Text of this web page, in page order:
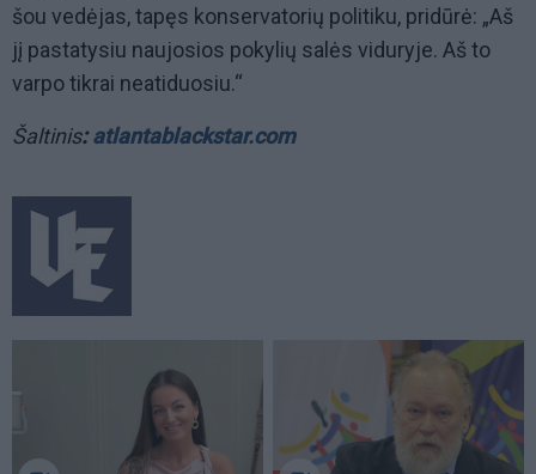
šou vedėjas, tapęs konservatorių politiku, pridūrė: „Aš
jį pastatysiu naujosios pokylių salės viduryje. Aš to
varpo tikrai neatiduosiu.“
Šaltinis:atlantablackstar.com